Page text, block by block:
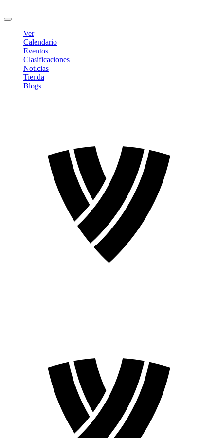
Ver
Calendario
Eventos
Clasificaciones
Noticias
Tienda
Blogs